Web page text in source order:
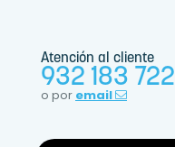
Atención al cliente
932 183 722
o por email